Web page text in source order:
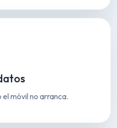
móvil no arranca.